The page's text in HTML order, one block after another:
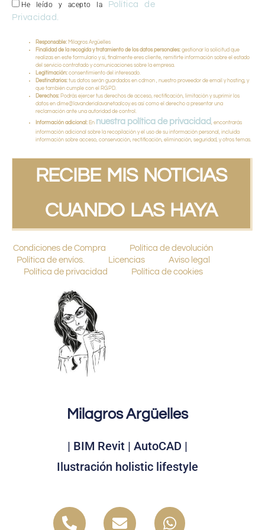
Milagros Argüelles
| BIM Revit | AutoCAD |
Ilustración holistic lifestyle
He leído y acepto la
Política de
Privacidad.
Responsable: Milagros Argüelles
Finalidad de la recogida y tratamiento de los datos personales: gestionar la solicitud que
realizas en este formulario y si, finalmente eres cliente, remitirte información sobre el estado
del servicio contratado y comunicaciones sobre la empresa.
Legitimación: consentimiento del interesado.
Destinatarios: tus datos serán guardados en cdmon , nuestro proveedor de email y hosting, y
que también cumple con el RGPD.
Derechos: Podrás ejercer tus derechos de acceso, rectificación, limitación y suprimir los
datos en dime@lavanderialavanetaalcoy.es así como el derecho a presentar una
reclamación ante una autoridad de control.
Información adicional: En nuestra política de privacidad
, encontrarás
información adicional sobre la recopilación y el uso de su información personal, incluida
información sobre acceso, conservación, rectificación, eliminación, seguridad, y otros temas.
RECIBE MIS NOTICIAS
CUANDO LAS HAYA
Condiciones de Compra
Política de devolución
Política de envíos.
Licencias
Aviso legal
Política de privacidad
Política de cookies